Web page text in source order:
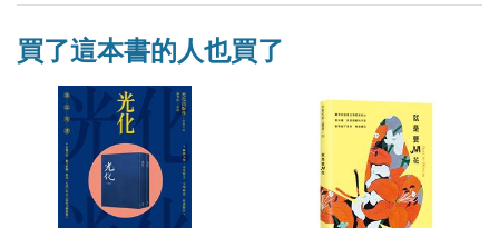
買了這本書的人也買了